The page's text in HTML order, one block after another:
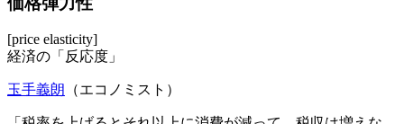
[price elasticity]
経済の「反応度」
玉手義朗 （エコノミスト）